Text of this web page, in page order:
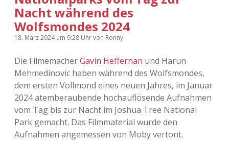
kfmw.stuff
Kopfkinomusik
Nur mal so
Täglicher Sinnwahn
Visuelles
Wandnotizen
Adventskalender
Dropdown-
Adventskalender 2010
Adventskalender 2011
Adventskalender 2012
Adventskalender 2013
Adventskalender 2014
facebook
instagram
rss
Nacht während des
Wolfsmondes 2024
18. März 2024um 9:28 Uhrvon Ronny
Die FilmemacherGavin Heffernan und Harun
Mehmedinovic haben während des Wolfsmondes,
dem ersten Vollmond eines neuen Jahres, im Januar
2024 atemberaubende hochauflösende Aufnahmen
vom Tag bis zur Nacht im Joshua Tree National
Park gemacht. Das Filmmaterial wurde den
Aufnahmen angemessen von Moby vertont.